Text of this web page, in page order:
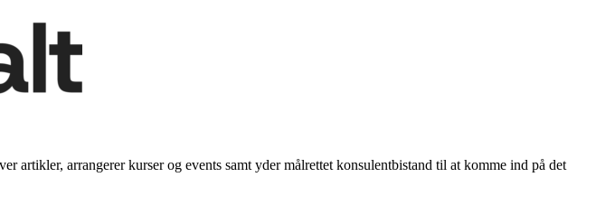
arrangerer kurser og events samt yder målrettet konsulentbistand til at komme ind på det